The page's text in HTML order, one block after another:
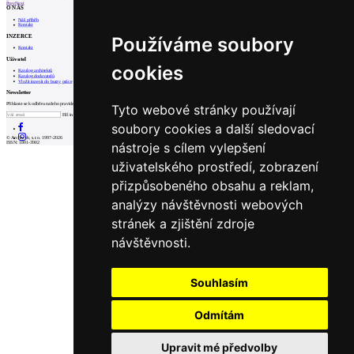
Používáme soubory
cookies
Tyto webové stránky používají
soubory cookies a další sledovací
nástroje s cílem vylepšení
uživatelského prostředí, zobrazení
přizpůsobeného obsahu a reklam,
analýzy návštěvnosti webových
stránek a zjištění zdroje
návštěvnosti.
Souhlasím
Odmítám
Upravit mé předvolby
PrevNext
O NÁS
Náš příběh
Kontakt
INZERCE
Kontakt
Uživatel
Katalog architektů
Katalog dodavatelů
Vložit inzerát do burzy práce
Newsletter
Přihlaste se k odběru našeho pravidelného týdenního newsletteru:
Fill in „nospam“
© Archiweb, s.r.o. 1997-2026
ISSN: 1801-3902